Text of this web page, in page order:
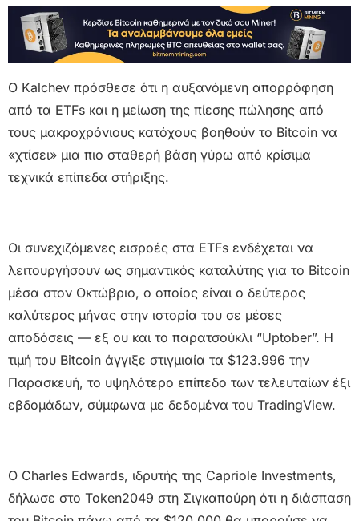
Ο Kalchev πρόσθεσε ότι η αυξανόμενη απορρόφηση
από τα ETFs και η μείωση της πίεσης πώλησης από
τους μακροχρόνιους κατόχους βοηθούν το Bitcoin να
«χτίσει» μια πιο σταθερή βάση γύρω από κρίσιμα
τεχνικά επίπεδα στήριξης.
Οι συνεχιζόμενες εισροές στα ETFs ενδέχεται να
λειτουργήσουν ως σημαντικός καταλύτης για το Bitcoin
μέσα στον Οκτώβριο, ο οποίος είναι ο δεύτερος
καλύτερος μήνας στην ιστορία του σε μέσες
αποδόσεις — εξ ου και το παρατσούκλι “Uptober”. Η
τιμή του Bitcoin άγγιξε στιγμιαία τα $123.996 την
Παρασκευή, το υψηλότερο επίπεδο των τελευταίων έξι
εβδομάδων, σύμφωνα με δεδομένα του TradingView.
Ο Charles Edwards, ιδρυτής της Capriole Investments,
δήλωσε στο Token2049 στη Σιγκαπούρη ότι η διάσπαση